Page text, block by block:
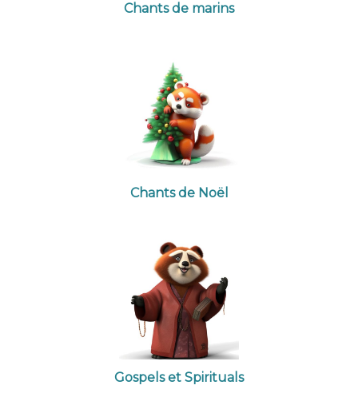
Chants de marins
Chants de Noël
Gospels et Spirituals